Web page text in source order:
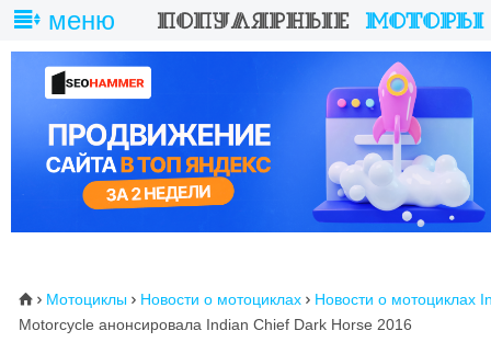
меню
⌂  Мотоциклы  Новости о мотоциклах  Новости о мотоциклах
Motorcycle анонсировала Indian Chief Dark Horse 2016